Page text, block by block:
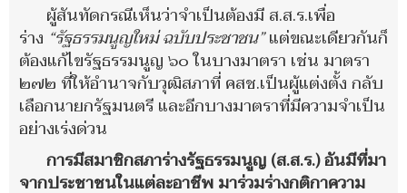
ผู้สันทัดกรณีเห็นว่าจำเป็นต้องมี ส.ส.ร.เพื่อ
ร่าง “รัฐธรรมนูญใหม่ ฉบับประชาชน”แต่ขณะเดียวกันก็
ต้องแก้ไขรัฐธรรมนูญ ๖๐ ในบางมาตรา เช่น มาตรา
๒๗๒ ที่ให้อำนาจกับวุฒิสภาที่ คสช.เป็นผู้แต่งตั้ง กลับ
เลือกนายกรัฐมนตรี และอีกบางมาตราที่มีความจำเป็น
อย่างเร่งด่วน
การมีสมาชิกสภาร่างรัฐธรรมนูญ (ส.ส.ร.) อันมีที่มา
จากประชาชนในแต่ละอาชีพ มาร่วมร่างกติกาความ